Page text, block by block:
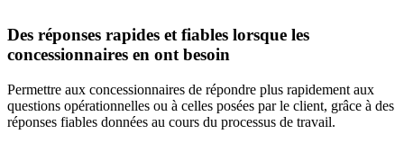
Des réponses rapides et fiables lorsque les
concessionnaires en ont besoin
Permettre aux concessionnaires de répondre plus rapidement aux
questions opérationnelles ou à celles posées par le client, grâce à des
réponses fiables données au cours du processus de travail.